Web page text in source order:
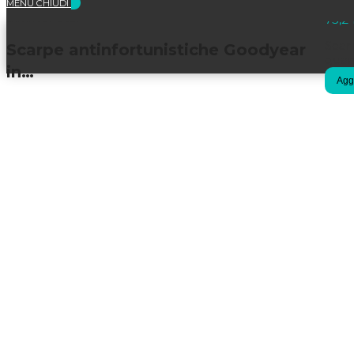
MENU CHIUDI
in…
75,24